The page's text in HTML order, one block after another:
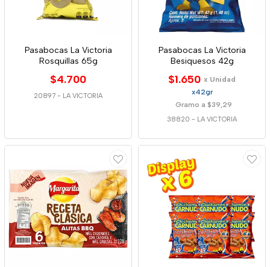
Pasabocas La Victoria
Rosquillas 65g
$4.700
20897 - LA VICTORIA
Pasabocas La Victoria
Besiquesos 42g
$1.650 x Unidad
x42gr
Gramo a $39,29
38820 - LA VICTORIA